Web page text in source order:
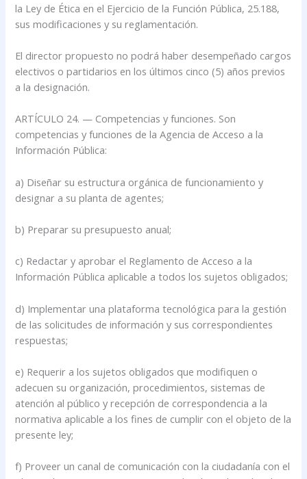
la Ley de Ética en el Ejercicio de la Función Pública, 25.188,
sus modificaciones y su reglamentación.
El director propuesto no podrá haber desempeñado cargos
electivos o partidarios en los últimos cinco (5) años previos
a la designación.
ARTÍCULO 24. — Competencias y funciones. Son
competencias y funciones de la Agencia de Acceso a la
Información Pública:
a) Diseñar su estructura orgánica de funcionamiento y
designar a su planta de agentes;
b) Preparar su presupuesto anual;
c) Redactar y aprobar el Reglamento de Acceso a la
Información Pública aplicable a todos los sujetos obligados;
d) Implementar una plataforma tecnológica para la gestión
de las solicitudes de información y sus correspondientes
respuestas;
e) Requerir a los sujetos obligados que modifiquen o
adecuen su organización, procedimientos, sistemas de
atención al público y recepción de correspondencia a la
normativa aplicable a los fines de cumplir con el objeto de la
presente ley;
f) Proveer un canal de comunicación con la ciudadanía con el